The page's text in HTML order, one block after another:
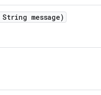
String message)